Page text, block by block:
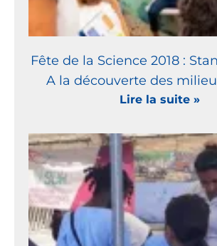
Fête de la Science 2018 :
A la découverte des
Lire la suite »